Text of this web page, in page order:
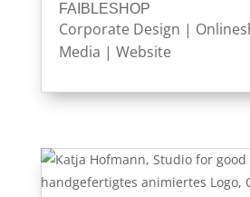
FAIBLESHOP
Corporate Design |
Media | Website